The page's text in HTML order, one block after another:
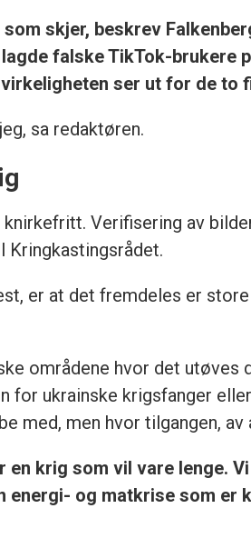
skjer, beskrev
falske TikTok-brukere
ser ut for de to
sa redaktøren.
knirkefritt. Verifisering av
Kringkastingsrådet.
er at det fremdeles er
områdene hvor det utøves
for ukrainske krigsfanger
med, men hvor tilgangen, av
krig som vil vare lenge.
og matkrise som er